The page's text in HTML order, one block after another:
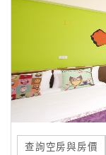
客
服
紅查詢空房與房價